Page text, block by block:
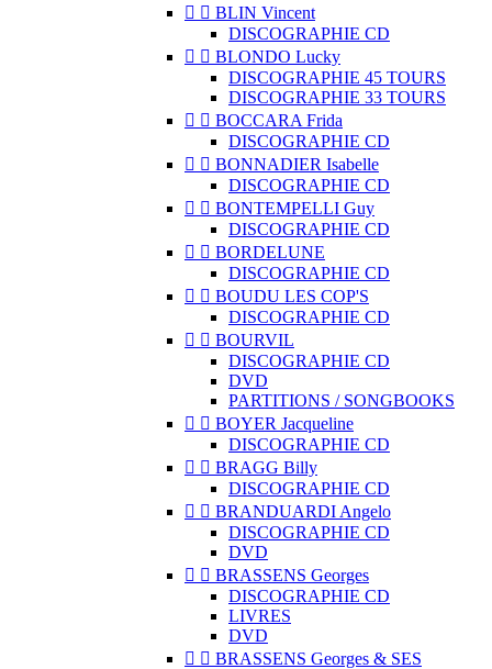
  BLIN Vincent
DISCOGRAPHIE CD
  BLONDO Lucky
DISCOGRAPHIE 45 TOURS
DISCOGRAPHIE 33 TOURS
  BOCCARA Frida
DISCOGRAPHIE CD
  BONNADIER Isabelle
DISCOGRAPHIE CD
  BONTEMPELLI Guy
DISCOGRAPHIE CD
  BORDELUNE
DISCOGRAPHIE CD
  BOUDU LES COP'S
DISCOGRAPHIE CD
  BOURVIL
DISCOGRAPHIE CD
DVD
PARTITIONS / SONGBOOKS
  BOYER Jacqueline
DISCOGRAPHIE CD
  BRAGG Billy
DISCOGRAPHIE CD
  BRANDUARDI Angelo
DISCOGRAPHIE CD
DVD
  BRASSENS Georges
DISCOGRAPHIE CD
LIVRES
DVD
  BRASSENS Georges & SES